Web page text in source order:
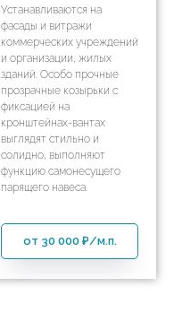
Устанавливаются на
фасады и витражи
коммерческих учреждений
и организации, жилых
зданий. Особо прочные
прозрачные козырьки с
фиксацией на
кронштейнах-вантах
выглядят стильно и
солидно, выполняют
функцию самонесущего
парящего навеса.
от 30 000 ₽/м.п.